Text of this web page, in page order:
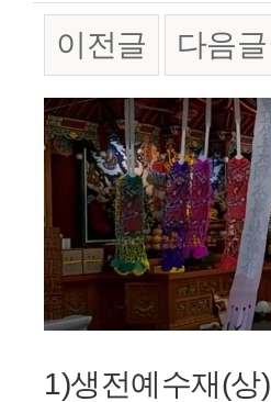
이전글 다음글
본문
1)생전예수재(상)